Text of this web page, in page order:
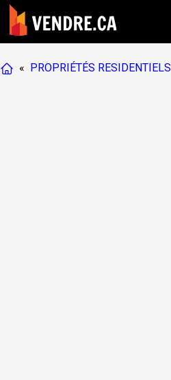
« PROPRIÉTÉS RESIDENTIELS